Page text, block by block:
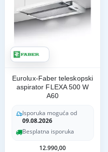
Eurolux-Faber teleskopski
aspirator FLEXA 500 W
A60
Isporuka moguća od
09.08.2026
Besplatna isporuka
12.990,00